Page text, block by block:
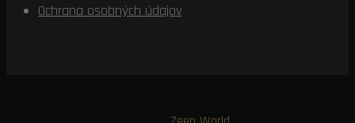
Ochrana osobných údajov